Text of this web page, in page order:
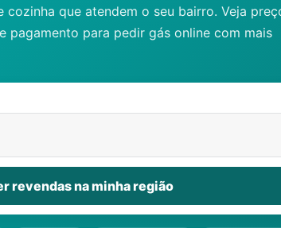
cozinha que atendem o seu bairro. Veja
pagamento para pedir gás online com mais
revendas na minha região